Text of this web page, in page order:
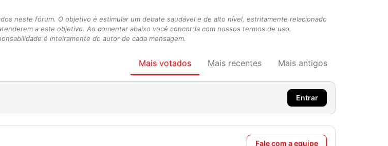
neste fórum. O objetivo é estimular um debate saudável e de alto nível, estritamente relacionado
a este objetivo. Ao comentar abaixo você concorda com nossos termos de uso.
é inteiramente do autor de cada mensagem.
Mais votados Mais recentes Mais antigos
Entrar
Fale com a equipe